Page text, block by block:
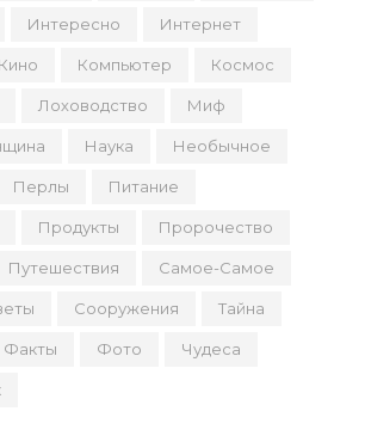
Интересно Интернет
Кино Компьютер Космос
Лоховодство Миф
Наука Необычное
Перлы Питание
Продукты Пророчество
Путешествия Самое-Самое
Сооружения Тайна
Факты Фото Чудеса